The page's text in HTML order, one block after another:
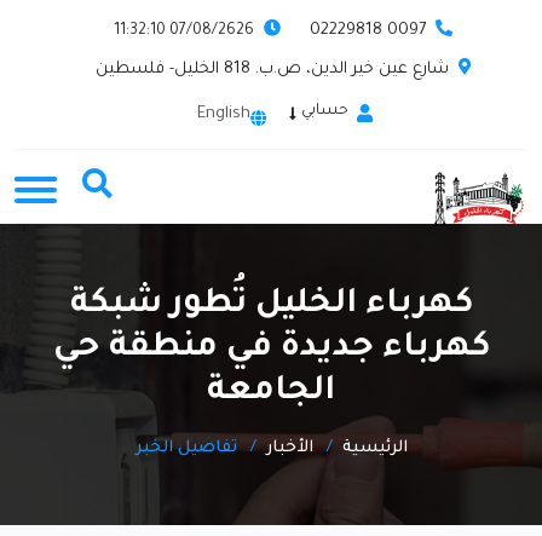
0097 02229818
شارع عين خير الدين، ص.ب. 818 الخليل- فلسطين
حسابي English
كهرباء الخليل تُطور شبكة
كهرباء جديدة في منطقة حي
الجامعة
الرئيسية الأخبار تفاصيل الخبر